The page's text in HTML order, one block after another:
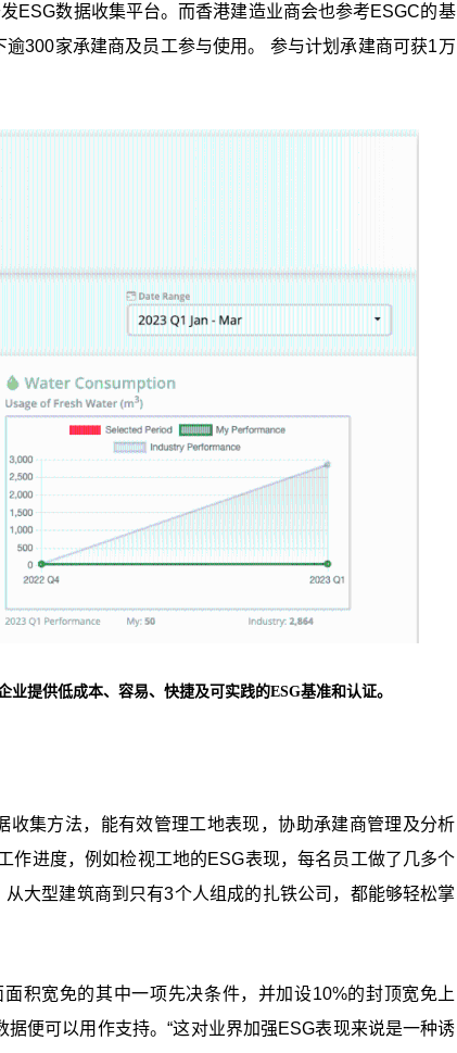
ESG数据收集平台。而香港建造业商会也参考ESGC的基
300家承建商及员工参与使用。 参与计划承建商可获1万
提供低成本、容易、快捷及可实践的ESG基准和认证。
集方法，能有效管理工地表现，协助承建商管理及分析
作进度，例如检视工地的ESG表现，每名员工做了几多个
大型建筑商到只有3个人组成的扎铁公司，都能够轻松掌
积宽免的其中一项先决条件，并加设10%的封顶宽免上
便可以用作支持。“这对业界加强ESG表现来说是一种诱